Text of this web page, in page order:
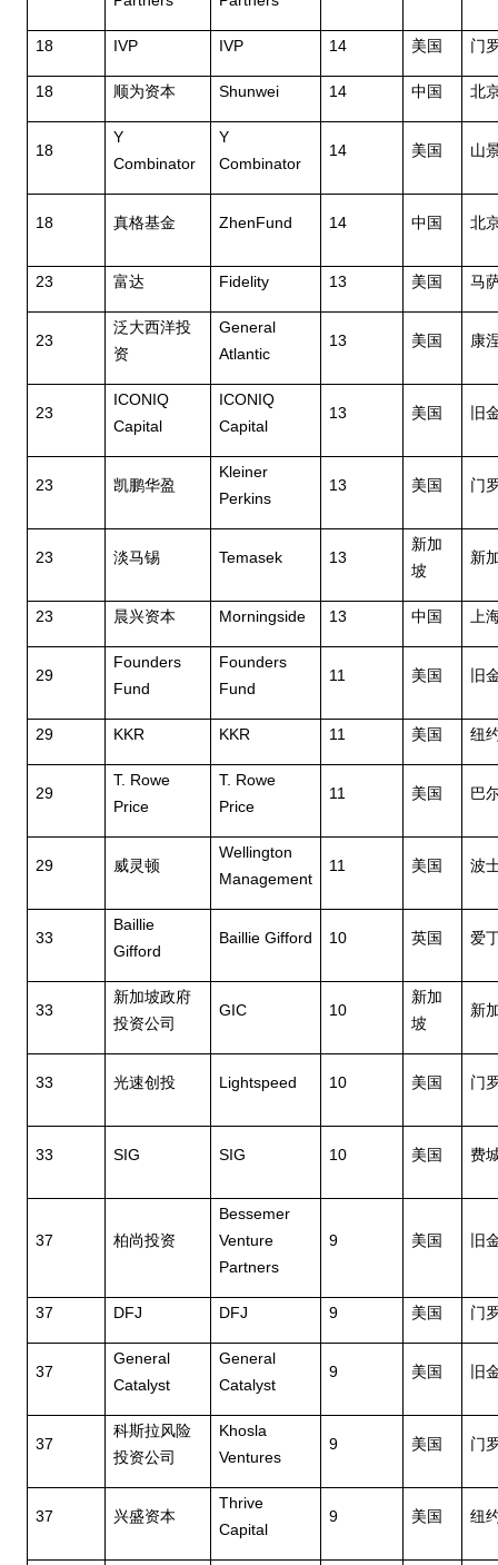
18 IVP IVP 14 美国 门
18 顺为资本 Shunwei 14 中国 北
18
Y
Combinator
Y
Combinator
14 美国 山
18 真格基金 ZhenFund 14 中国 北
23 富达 Fidelity 13 美国 马
23
泛大西洋投
资
General
Atlantic
13 美国 康
23
ICONIQ
Capital
ICONIQ
Capital
13 美国 旧
23 凯鹏华盈
Kleiner
Perkins
13 美国 门
23 淡马锡 Temasek 13
新加
坡
新
23 晨兴资本 Morningside 13 中国 上
29
Founders
Fund
Founders
Fund
11 美国 旧
29 KKR KKR 11 美国 纽
29
T. Rowe
Price
T. Rowe
Price
11 美国 巴
29 威灵顿
Wellington
Management
11 美国 波
33
Baillie
Gifford
Baillie Gifford 10 英国 爱
33
新加坡政府
投资公司
GIC 10
新加
坡
新
33 光速创投 Lightspeed 10 美国 门
33 SIG SIG 10 美国 费
37 柏尚投资
Bessemer
Venture
Partners
9 美国 旧
37 DFJ DFJ 9 美国 门
37
General
Catalyst
General
Catalyst
9 美国 旧
37
科斯拉风险
投资公司
Khosla
Ventures
9 美国 门
37 兴盛资本
Thrive
Capital
9 美国 纽